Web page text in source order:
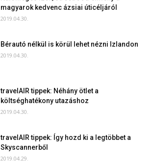
magyarok kedvenc ázsiai úticéljáról
2019.04.30.
Bérautó nélkül is körül lehet nézni Izlandon
2019.04.30.
travelAIR tippek: Néhány ötlet a
költséghatékony utazáshoz
2019.04.30.
travelAIR tippek: Így hozd ki a legtöbbet a
Skyscannerből
2019.04.29.